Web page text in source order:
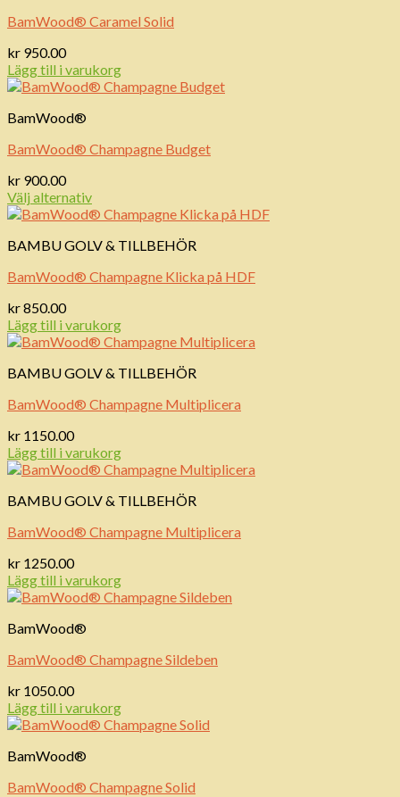
BamWood® Caramel Solid
kr 950.00
Lägg till i varukorg
BamWood®
BamWood® Champagne Budget
kr 900.00
Välj alternativ
BAMBU GOLV & TILLBEHÖR
BamWood® Champagne Klicka på HDF
kr850.00
Lägg till i varukorg
BAMBU GOLV & TILLBEHÖR
BamWood® Champagne Multiplicera
kr 1150.00
Lägg till i varukorg
BAMBU GOLV & TILLBEHÖR
BamWood® Champagne Multiplicera
kr 1250.00
Lägg till i varukorg
BamWood®
BamWood® Champagne Sildeben
kr 1050.00
Lägg till i varukorg
BamWood®
BamWood® Champagne Solid